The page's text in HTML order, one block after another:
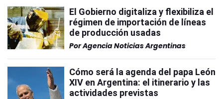
El Gobierno digitaliza y flexibiliza el
régimen de importación de líneas
de producción usadas
PorAgencia Noticias Argentinas
Cómo será la agenda del papa León
XIV en Argentina: el itinerario y las
actividades previstas